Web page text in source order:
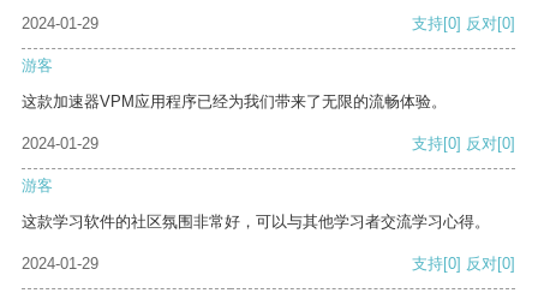
2024-01-29
支持[0] 反对[0]
游客
这款加速器VPM应用程序已经为我们带来了无限的流畅体验。
2024-01-29 支持[0] 反对[0]
游客
这款学习软件的社区氛围非常好，可以与其他学习者交流学习心得。
2024-01-29 支持[0] 反对[0]